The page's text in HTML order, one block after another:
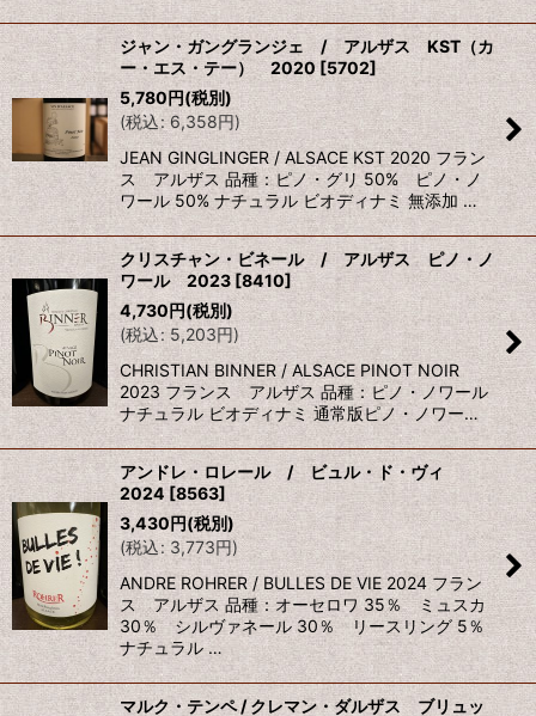
ジャン・ガングランジェ / アルザス KST（カ
ー・エス・テー） 2020 [5702]
5,780円(税別)
(税込: 6,358円)
JEAN GINGLINGER / ALSACE KST 2020 フラン
ス アルザス 品種：ピノ・グリ 50% ピノ・ノ
ワール 50% ナチュラル ビオディナミ 無添加 …
クリスチャン・ビネール / アルザス ピノ・ノ
ワール 2023[8410]
4,730円(税別)
(税込: 5,203円)
CHRISTIAN BINNER / ALSACE PINOT NOIR
2023 フランス アルザス 品種：ピノ・ノワール
ナチュラル ビオディナミ 通常版ピノ・ノワー…
アンドレ・ロレール / ビュル・ド・ヴィ
2024 [8563]
3,430円(税別)
(税込: 3,773円)
ANDRE ROHRER / BULLES DE VIE 2024 フラン
ス アルザス 品種：オーセロワ 35％ ミュスカ
30％ シルヴァネール 30％ リースリング 5％
ナチュラル …
マルク・テンペ / クレマン・ダルザス ブリュッ